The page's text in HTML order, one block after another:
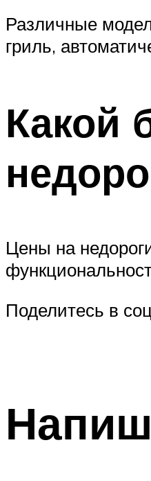
Различные
гриль,
Какой
Цены на
Поделитесь в